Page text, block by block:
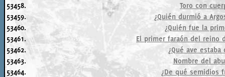
53458.
Toro con
53459.
¿Quién durmió a
53460.
¿Quién fue la
53461.
El primer faraón del reino
53462.
¿Qué ave estaba
53463.
Nombre del
53464.
¿De qué semidios